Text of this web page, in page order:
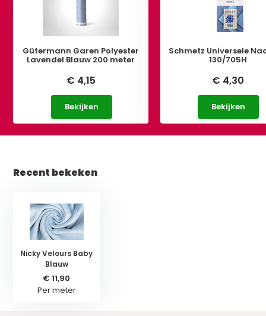
Gütermann Garen Polyester
Lavendel Blauw 200 meter
€ 4,15
Bekijken
Schmetz Universele
130/705H
€ 4,30
Bekijken
Recent bekeken
Nicky Velours Baby
Blauw
€ 11,90
Per meter